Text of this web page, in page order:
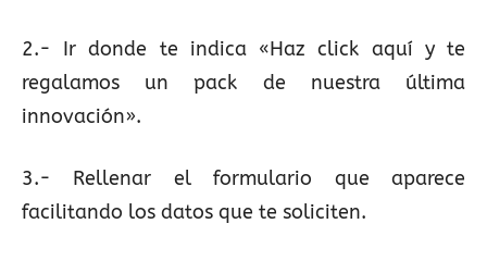
2.- Ir donde te indica «Haz click aquí y te
regalamos un pack de nuestra última
innovación».
3.- Rellenar el formulario que aparece
facilitando los datos que te soliciten.